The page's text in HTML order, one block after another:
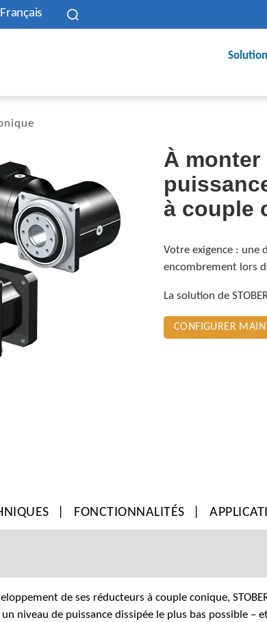
Français
À
à couple
Votre exigence : une
encombrement lors
La solution de
CONFIGURER
FONCTIONNALITÉS
de ses réducteurs à couple conique,
un niveau de puissance dissipée le plus bas possible –